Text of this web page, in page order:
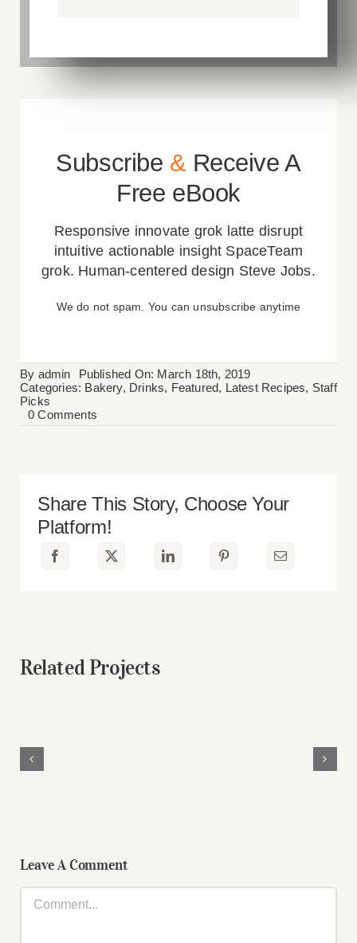
Subscribe &Receive A
Free eBook
Responsive innovate grok latte disrupt
intuitive actionable insight SpaceTeam
grok. Human-centered design Steve Jobs.
We do not spam. You can unsubscribe anytime
By admin
Published On: March 18th, 2019
Categories: Bakery, Drinks, Featured, Latest Recipes, Staff
Picks
0 Commentson
Chocolate
And
Pistachio
Share This Story, Choose Your
Platform!
Related Projects
Banana,
Leave A Comment
Comment